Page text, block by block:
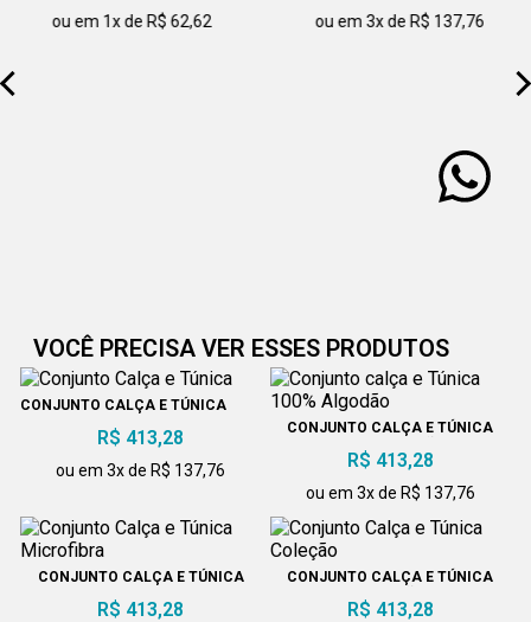
ou em 1x de R$ 62,62 ou em 3x de R$ 137,76
VOCÊ PRECISA VER ESSES PRODUTOS
CONJUNTO CALÇA E TÚNICA
R$ 413,28
ou em 3x de R$ 137,76
CONJUNTO CALÇA E TÚNICA
R$ 413,28
ou em 3x de R$ 137,76
CONJUNTO CALÇA E TÚNICA
R$ 413,28
CONJUNTO CALÇA E TÚNICA
R$ 413,28